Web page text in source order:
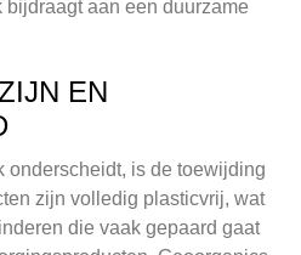
aan een duurzame
EN
onderscheidt, is de toewijding
zijn volledig plasticvrij, wat
die vaak gepaard gaat